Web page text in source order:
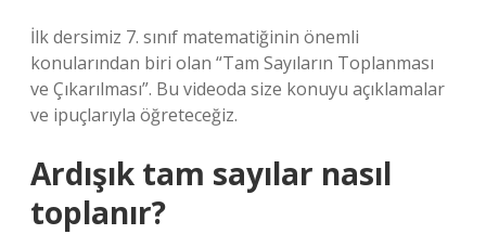
İlk dersimiz 7. sınıf matematiğinin önemli
konularından biri olan “Tam Sayıların Toplanması
ve Çıkarılması”. Bu videoda size konuyu açıklamalar
ve ipuçlarıyla öğreteceğiz.
Ardışık tam sayılar nasıl
toplanır?